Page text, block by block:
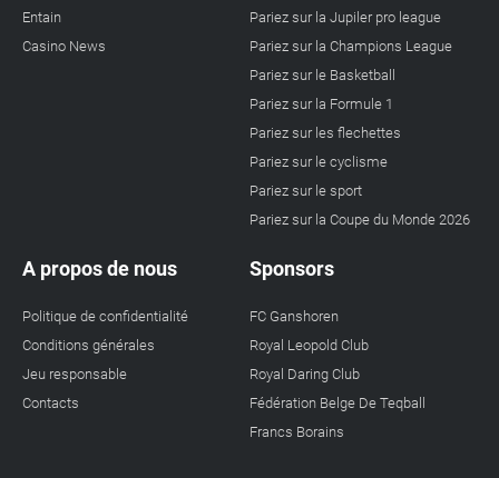
Entain
Casino News
Pariez sur la Jupiler pro league
Pariez sur la Champions League
Pariez sur le Basketball
Pariez sur la Formule 1
Pariez sur les flechettes
Pariez sur le cyclisme
Pariez sur le sport
Pariez sur la Coupe du Monde 2026
A propos de nous
Politique de confidentialité
Conditions générales
Jeu responsable
Contacts
Sponsors
FC Ganshoren
Royal Leopold Club
Royal Daring Club
Fédération Belge De Teqball
Francs Borains